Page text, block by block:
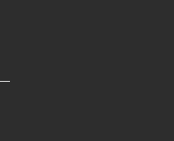
: 要廣學一切, 拔掉排
陀如何「無量阿僧祇